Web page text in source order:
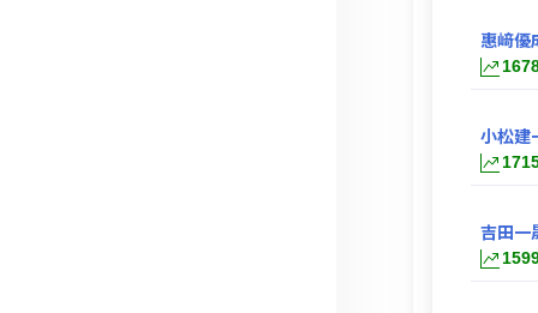
惠﨑優
小松建
吉田一